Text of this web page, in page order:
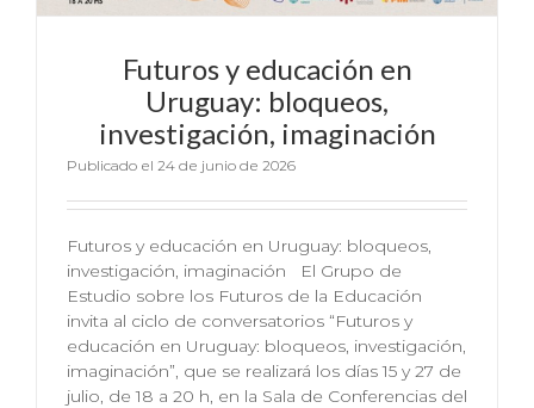
Futuros y educación en
Uruguay: bloqueos,
investigación, imaginación
Publicado el 24 de junio de 2026
Futuros y educación en Uruguay: bloqueos,
investigación, imaginación El Grupo de
Estudio sobre los Futuros de la Educación
invita al ciclo de conversatorios “Futuros y
educación en Uruguay: bloqueos, investigación,
imaginación”, que se realizará los días 15 y 27 de
julio, de 18 a 20 h, en la Sala de Conferencias del